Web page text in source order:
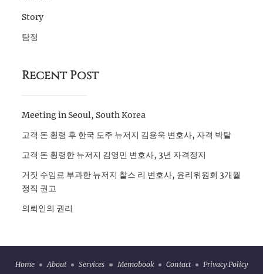
Story
탐정
Recent Post
Meeting in Seoul, South Korea
고객 돈 횡령 후 한국 도주 뉴저지 김용욱 변호사, 자격 박탈
고객 돈 횡령한 뉴저지 김영민 변호사, 3년 자격정지
거짓 수임료 부과한 뉴저지 찰스 리 변호사, 윤리위원회 3개월
정직 권고
의뢰인의 권리
Home About Services Memobook Contact Privacy Policy